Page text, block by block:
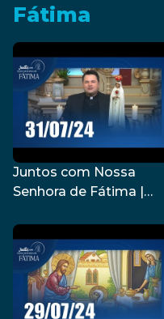
Fátima
Juntos com Nossa
Senhora de Fátima |